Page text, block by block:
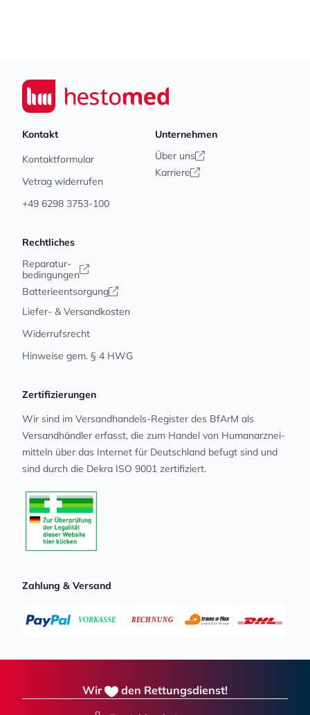
Seiwert GmbH
Kontakt
Kontaktformular
Vetrag widerrufen
+49 6298 3753-100
Unternehmen
Über uns
Karriere
Rechtliches
Reparatur-
bedingungen
Batterieentsorgung
Liefer- & Versandkosten
Widerrufsrecht
Hinweise gem. § 4 HWG
Zertifizierungen
Wir sind im Versandhandels-Register des BfArM als
Versandhändler erfasst, die zum Handel von Human­arz­nei­
mit­teln über das Internet für Deutschland befugt sind und
sind durch die Dekra ISO 9001 zertifiziert.
Zahlung & Versand
Wir den Rettungsdienst!